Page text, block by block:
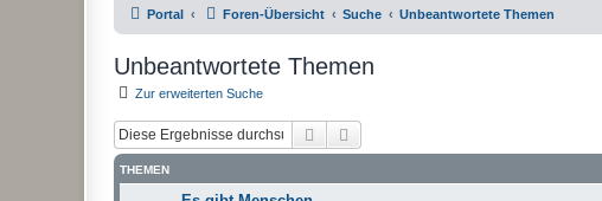
Portal Foren-Übersicht Suche Unbeantwortete Themen
Unbeantwortete Themen
Zur erweiterten Suche
Suche
THEMEN